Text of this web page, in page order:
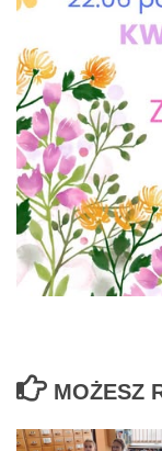
MOŻESZ